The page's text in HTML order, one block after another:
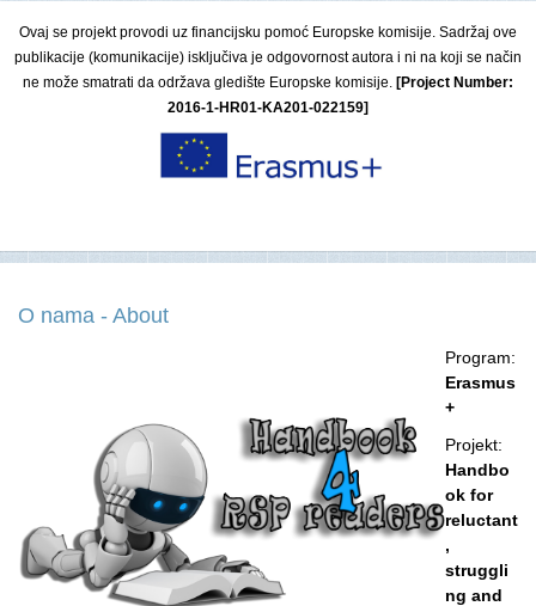
Ovaj se projekt provodi uz financijsku pomoć Europske komisije. Sadržaj ove
publikacije (komunikacije) isključiva je odgovornost autora i ni na koji se način
ne može smatrati da održava gledište Europske komisije. [Project Number:
2016-1-HR01-KA201-022159]
O nama - About
Program:
Erasmus
+
Projekt:
Handbo
ok for
reluctant
,
struggli
ng and